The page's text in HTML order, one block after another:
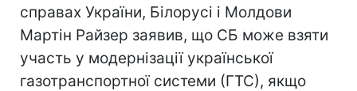
справах України, Білорусі і Молдови
Мартін Райзер заявив, що СБ може взяти
участь у модернізації української
газотранспортної системи (ГТС), якщо